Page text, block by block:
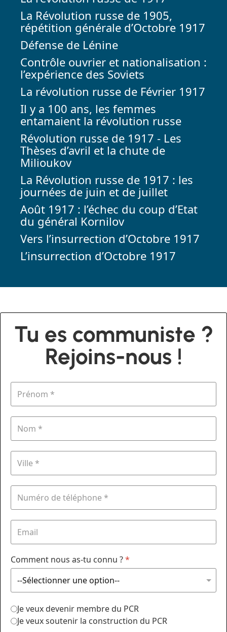
La Révolution russe de 1905,
répétition générale d’Octobre 1917
Défense de Lénine
Contrôle ouvrier et nationalisation :
l’expérience des Soviets
La révolution russe de Février 1917
Il y a 100 ans, les femmes
entamaient la révolution russe
Révolution russe de 1917 - Les
Thèses d’avril et la chute de
Milioukov
La Révolution russe de 1917 : les
journées de juin et de juillet
Août 1917 : l’échec du coup d’Etat
du général Kornilov
Vers l’insurrection d’Octobre 1917
L’insurrection d’Octobre 1917
Tu es communiste ?
Rejoins-nous !
Comment nous as-tu connu ?*
Je veux devenir membre du PCR
Je veux soutenir la construction du PCR